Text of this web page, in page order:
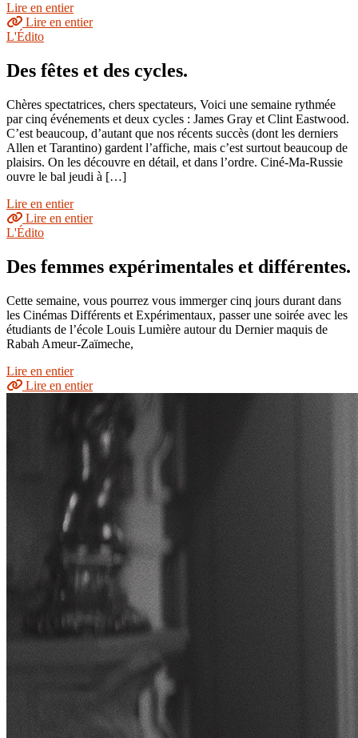
Lire en entier
Lire en entier
L'Édito
Des fêtes et des cycles.
Chères spectatrices, chers spectateurs, Voici une semaine rythmée
par cinq événements et deux cycles : James Gray et Clint Eastwood.
C’est beaucoup, d’autant que nos récents succès (dont les derniers
Allen et Tarantino) gardent l’affiche, mais c’est surtout beaucoup de
plaisirs. On les découvre en détail, et dans l’ordre. Ciné-Ma-Russie
ouvre le bal jeudi à […]
Lire en entier
Lire en entier
L'Édito
Des femmes expérimentales et différentes.
Cette semaine, vous pourrez vous immerger cinq jours durant dans
les Cinémas Différents et Expérimentaux, passer une soirée avec les
étudiants de l’école Louis Lumière autour du Dernier maquis de
Rabah Ameur-Zaïmeche,
Lire en entier
Lire en entier